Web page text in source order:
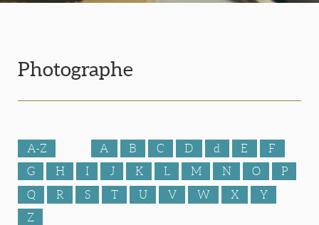
Photographe
A-Z A B C D d E
F
G
H I J K L M N O
P
Q
R S T U V W X
Y
Z